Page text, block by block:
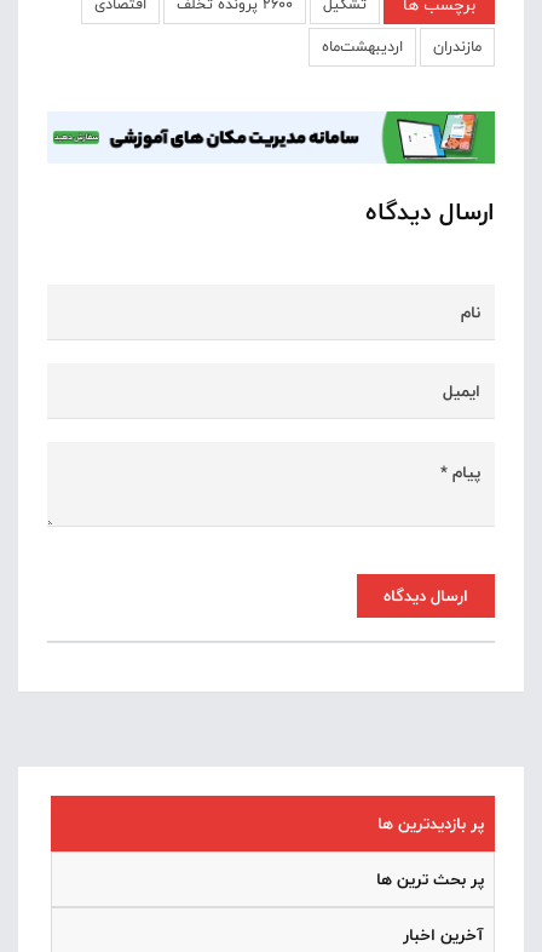
مازندران
اردیبهشت‌ماه
ارسال دیدگاه
ارسال دیدگاه
پر بازدیدترین ها
پر بحث ترین ها
آخرین اخبار